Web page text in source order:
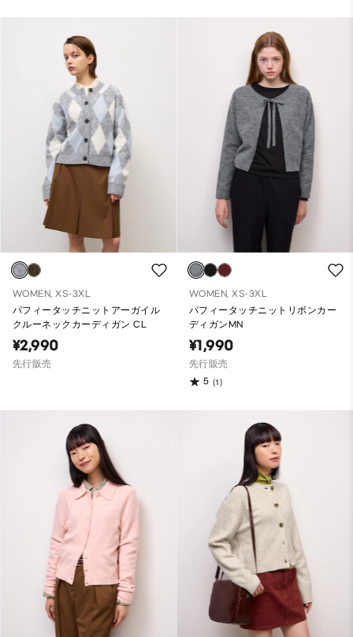
WOMEN, XS-3XL
パフィータッチニットアーガイル
クルーネックカーディガン CL
¥2,990
先行販売
WOMEN, XS-3XL
パフィータッチニットリボンカー
ディガンMN
¥1,990
先行販売
5 (1)